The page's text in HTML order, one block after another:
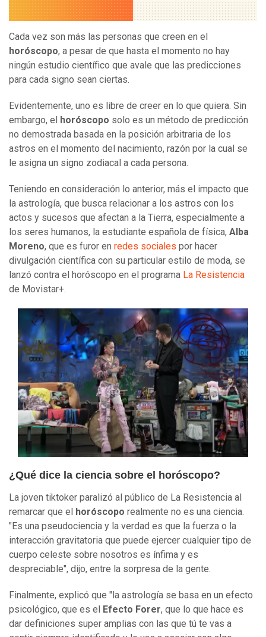
Cada vez son más las personas que creen en el
horóscopo, a pesar de que hasta el momento no hay
ningún estudio científico que avale que las predicciones
para cada signo sean ciertas.
Evidentemente, uno es libre de creer en lo que quiera. Sin
embargo, el
horóscopo solo es un método de predicción
no demostrada basada en la posición arbitraria de los
astros en el momento del nacimiento, razón por la cual se
le asigna un signo zodiacal a cada persona.
Teniendo en consideración lo anterior, más el impacto que
la astrología, que busca relacionar a los astros con los
actos y sucesos que afectan a la Tierra, especialmente a
los seres humanos, la estudiante española de física, Alba
Moreno, que es furor en redes sociales por hacer
divulgación científica con su particular estilo de moda, se
lanzó contra el horóscopo en el programa La Resistencia
de Movistar+.
¿Qué dice la ciencia sobre el horóscopo?
La joven tiktoker paralizó al público de La Resistencia al
remarcar que el
horóscopo realmente no es una ciencia.
"Es una pseudociencia y la verdad es que la fuerza o la
interacción gravitatoria que puede ejercer cualquier tipo de
cuerpo celeste sobre nosotros es ínfima y es
despreciable", dijo, entre la sorpresa de la gente.
Finalmente, explicó que "la astrología se basa en un efecto
psicológico, que es el
Efecto Forer, que lo que hace es
dar definiciones super amplias con las que tú te vas a